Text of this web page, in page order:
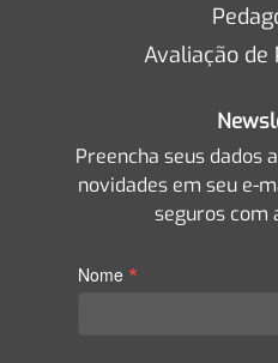
Avaliação de
Preencha seus dados
novidades em seu e-
seguros com
Nome *